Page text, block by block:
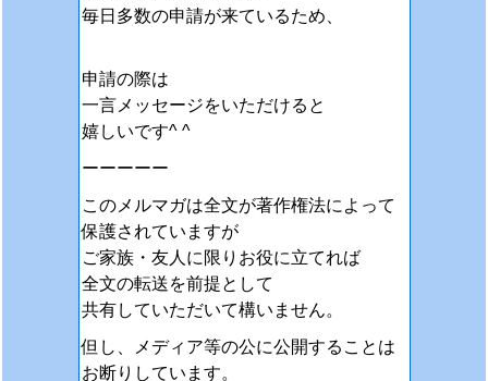
毎日多数の申請が来ているため、
申請の際は
一言メッセージをいただけると
嬉しいです^ ^
ーーーーー
このメルマガは全文が著作権法によって
保護されていますが
ご家族・友人に限りお役に立てれば
全文の転送を前提として
共有していただいて構いません。
但し、メディア等の公に公開することは
お断りしています。